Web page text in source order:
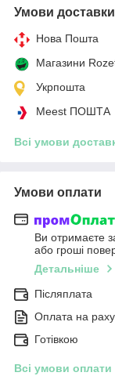
Умови доставки
Нова Пошта
Магазини
Укрпошта
Meest ПОШТА
Всі умови
Умови оплати
Ви отримаєте
або гроші
Детальніше
Післяплата
Оплата на
Готівкою
Всі умови оплати